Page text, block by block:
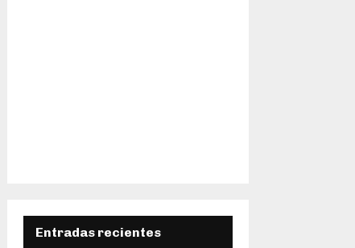
Entradas recientes